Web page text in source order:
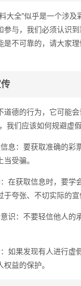
大全”似乎是一个涉
参与，我们必须认识
是不可靠的，请大家
道德的行为，它可能
我们应该如何规避虚
息：要获取准确的彩
受骗。
在获取信息时，要学
夸张、不切实际的宣
识：不要轻信他人的
如果发现有人进行虚
益的保护。